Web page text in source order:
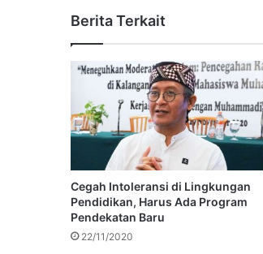
Berita Terkait
Cegah Intoleransi di Lingkungan
Pendidikan, Harus Ada Program
Pendekatan Baru
22/11/2020